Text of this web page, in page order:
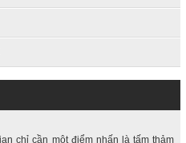
chỉ cần một điểm nhấn là tấm thảm